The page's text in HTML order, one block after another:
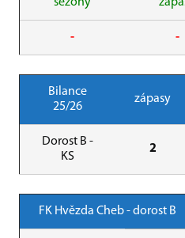
- -
Bilance
25/26
zápasy
Dorost B -
KS
2
FK Hvězda Cheb - dorost B